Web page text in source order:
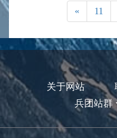
« 11
关于网站
兵团站群